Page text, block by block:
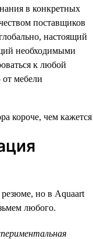
в конкретных
поставщиков
настоящий
необходимыми
к любой
мебели
резюме, но в Aquaart
любого.